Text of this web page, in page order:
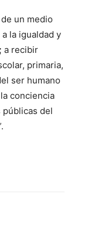
un medio
la igualdad y
a recibir
primaria,
ser humano
conciencia
públicas del